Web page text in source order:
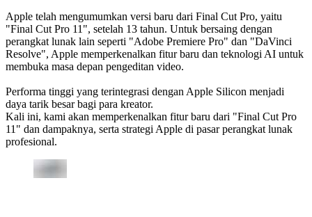
Apple telah mengumumkan versi baru dari Final Cut Pro, yaitu
"Final Cut Pro 11", setelah 13 tahun. Untuk bersaing dengan
perangkat lunak lain seperti "Adobe Premiere Pro" dan "DaVinci
Resolve", Apple memperkenalkan fitur baru dan teknologi AI untuk
membuka masa depan pengeditan video.
Performa tinggi yang terintegrasi dengan Apple Silicon menjadi
daya tarik besar bagi para kreator.
Kali ini, kami akan memperkenalkan fitur baru dari "Final Cut Pro
11" dan dampaknya, serta strategi Apple di pasar perangkat lunak
profesional.